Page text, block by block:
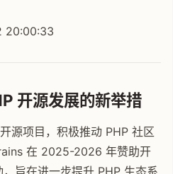
20:00:33
开源发展的新举措
源项目，积极推动 PHP 社区
在 2025-2026 年赞助开
旨在进一步提升 PHP 生态系